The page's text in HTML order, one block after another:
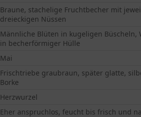
Braune, stachelige Fruchtbecher mit
dreieckigen Nüssen
Männliche Blüten in kugeligen Büscheln,
in becherförmiger Hülle
Mai
Frischtriebe graubraun, später glatte,
Borke
Herzwurzel
Eher anspruchlos, feucht bis frisch und